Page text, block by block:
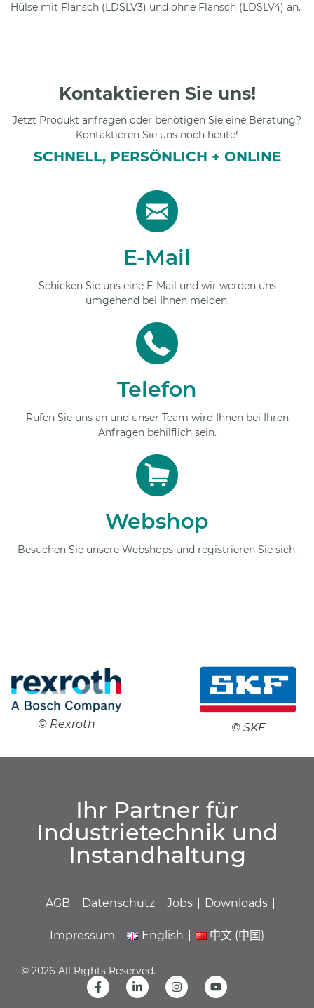
Hülse mit Flansch (LDSLV3) und ohne Flansch (LDSLV4) an.
Kontaktieren Sie uns!
Jetzt Produkt anfragen oder benötigen Sie eine Beratung?
Kontaktieren Sie uns noch heute!
SCHNELL, PERSÖNLICH + ONLINE
E-Mail
Schicken Sie uns eine E-Mail und wir werden uns
umgehend bei Ihnen melden.
Telefon
Rufen Sie uns an und unser Team wird Ihnen bei Ihren
Anfragen behilflich sein.
Webshop
Besuchen Sie unsere Webshops und registrieren Sie sich.
© Rexroth © SKF
Ihr Partner für
Industrietechnik und
Instandhaltung
AGB Datenschutz Jobs Downloads
Impressum English 中文 (中国)
© 2026 All Rights Reserved.